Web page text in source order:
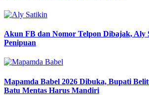
Akun FB dan Nomor Telpon Dibajak, Aly
Penipuan
Mapamda Babel 2026 Dibuka, Bupati
Batu Mentas Harus Mandiri